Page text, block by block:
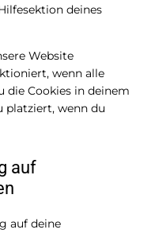
deines
Website
wenn alle
die Cookies in deinem
platziert, wenn du
auf
auf deine